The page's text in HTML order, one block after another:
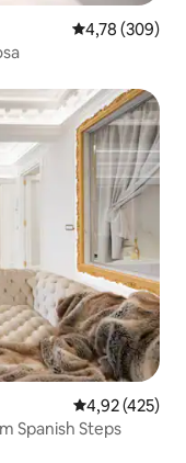
4,78 de uma
4,78 (309)
4,92 de uma
4,92 (425)
Spanish Steps